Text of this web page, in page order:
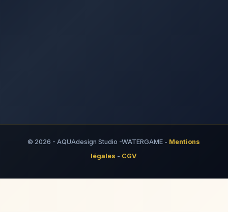
© 2026 - AQUAdesign Studio -WATERGAME - Mentions
légales - CGV